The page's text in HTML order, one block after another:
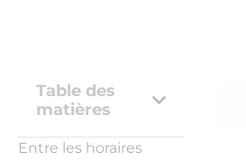
Table des
matières
Entre les horaires